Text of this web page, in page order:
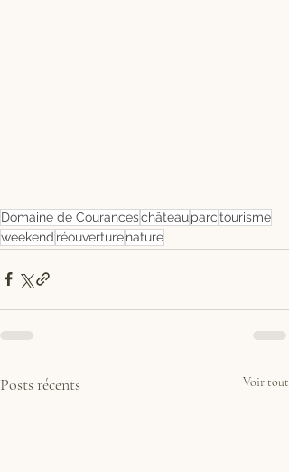
Domaine de Couranceschâteauparctourisme
weekend réouverturenature
Posts récents Voir tout